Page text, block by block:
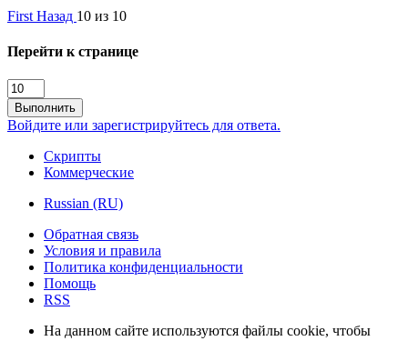
First Назад 10 из 10
Перейти к странице
Выполнить
Войдите или зарегистрируйтесь для ответа.
Скрипты
Коммерческие
Russian (RU)
Обратная связь
Условия и правила
Политика конфиденциальности
Помощь
RSS
На данном сайте используются файлы cookie, чтобы